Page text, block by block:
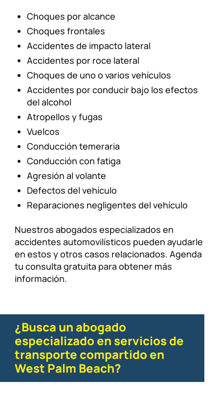
Choques por alcance
Choques frontales
Accidentes de impacto lateral
Accidentes por roce lateral
Choques de uno o varios vehículos
Accidentes por conducir bajo los efectos
del alcohol
Atropellos y fugas
Vuelcos
Conducción temeraria
Conducción con fatiga
Agresión al volante
Defectos del vehículo
Reparaciones negligentes del vehículo
Nuestros abogados especializados en
accidentes automovilísticos pueden ayudarle
en estos y otros casos relacionados. Agenda
tu consulta gratuita para obtener más
información.
¿Busca un abogado
especializado en servicios de
transporte compartido en
West Palm Beach?